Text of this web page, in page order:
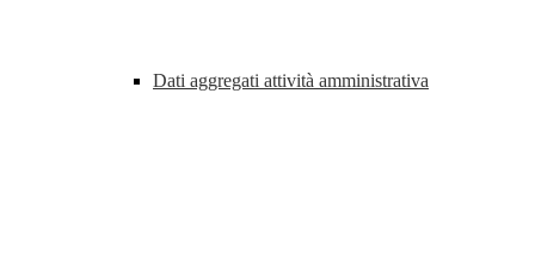
Dati aggregati attività amministrativa